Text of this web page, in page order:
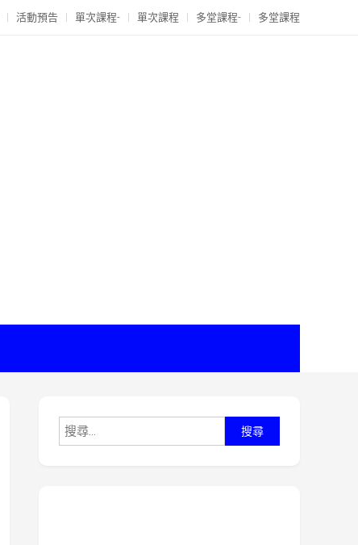
活動預告 單次課程- 單次課程 多堂課程- 多堂課程
尋